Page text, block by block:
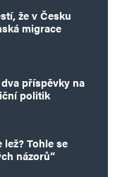
že v Česku
migrace
příspěvky na
politik
Tohle se
názorů“